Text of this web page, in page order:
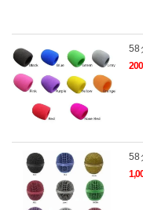
58
58